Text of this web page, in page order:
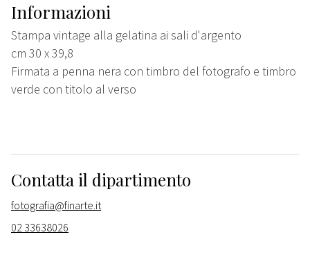
Informazioni
Stampa vintage alla gelatina ai sali d'argento
cm 30 x 39,8
Firmata a penna nera con timbro del fotografo e timbro
verde con titolo al verso
Contatta il dipartimento
fotografia@finarte.it
02 33638026